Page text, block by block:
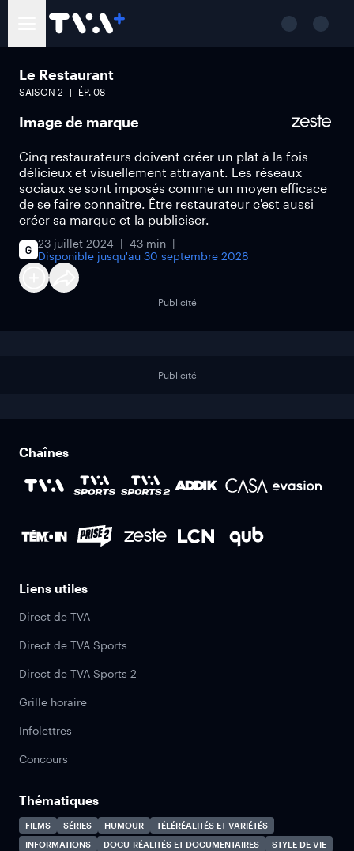
Le Restaurant
SAISON 2 ÉP. 08
Image de marque
Cinq restaurateurs doivent créer un plat à la fois
délicieux et visuellement attrayant. Les réseaux
sociaux se sont imposés comme un moyen efficace
de se faire connaître. Être restaurateur c'est aussi
créer sa marque et la publiciser.
23 juillet 2024
43 min
Disponible jusqu'au 30 septembre 2028
Publicité
Publicité
Chaînes
Liens utiles
Direct de TVA
Direct de TVA Sports
Direct de TVA Sports 2
Grille horaire
Infolettres
Concours
Thématiques
FILMS SÉRIES HUMOUR
TÉLÉRÉALITÉS ET VARIÉTÉS
INFORMATIONS
DOCU-RÉALITÉS ET DOCUMENTAIRES
STYLE DE VIE